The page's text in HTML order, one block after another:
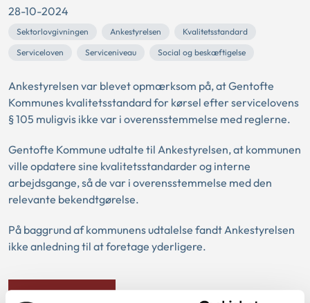
28-10-2024
Sektorlovgivningen Ankestyrelsen
Kvalitetsstandard
Serviceloven
Serviceniveau Social og beskæftigelse
Ankestyrelsen var blevet opmærksom på, at Gentofte
Kommunes kvalitetsstandard for kørsel efter servicelovens
§ 105 muligvis ikke var i overensstemmelse med reglerne.
Gentofte Kommune udtalte til Ankestyrelsen, at kommunen
ville opdatere sine kvalitetsstandarder og interne
arbejdsgange, så de var i overensstemmelse med den
relevante bekendtgørelse.
På baggrund af kommunens udtalelse fandt Ankestyrelsen
ikke anledning til at foretage yderligere.